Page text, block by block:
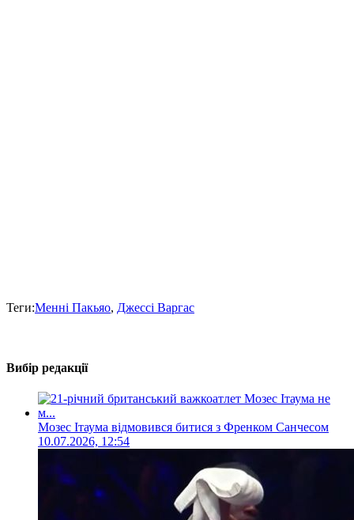
Теги:Менні Пакьяо, Джессі Варгас
Вибір редакції
Мозес Ітаума відмовився битися з Френком Санчесом
10.07.2026, 12:54